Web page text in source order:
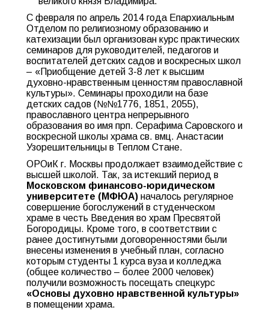
С февраля по апрель 2014 года Епархиальным
Отделом по религиозному образованию и
катехизации был организован курс практических
семинаров для руководителей, педагогов и
воспитателей детских садов и воскресных школ
– «Приобщение детей 3-8 лет к высшим
духовно-нравственным ценностям православной
культуры». Семинары проходили на базе
детских садов (№№1776, 1851, 2055),
православного центра непрерывного
образования во имя прп. Серафима Саровского и
воскресной школы храма св. вмц. Анастасии
Узорешительницы в Теплом Стане.
ОРОиК г. Москвы продолжает взаимодействие с
высшей школой. Так, за истекший период в
Московском финансово-юридическом
университете (МФЮА) началось регулярное
совершение богослужений в студенческом
храме в честь Введения во храм Пресвятой
Богородицы. Кроме того, в соответствии с
ранее достигнутыми договоренностями были
внесены изменения в учебный план, согласно
которым студенты 1 курса вуза и колледжа
(общее количество – более 2000 человек)
получили возможность посещать спецкурс
«Основы духовно нравственной культуры»
в помещении храма.